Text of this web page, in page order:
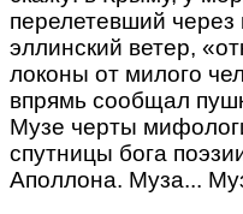
перелетевший через
эллинский ветер,
локоны от милого
впрямь сообщал
Музе черты
спутницы бога
Аполлона. Муза...